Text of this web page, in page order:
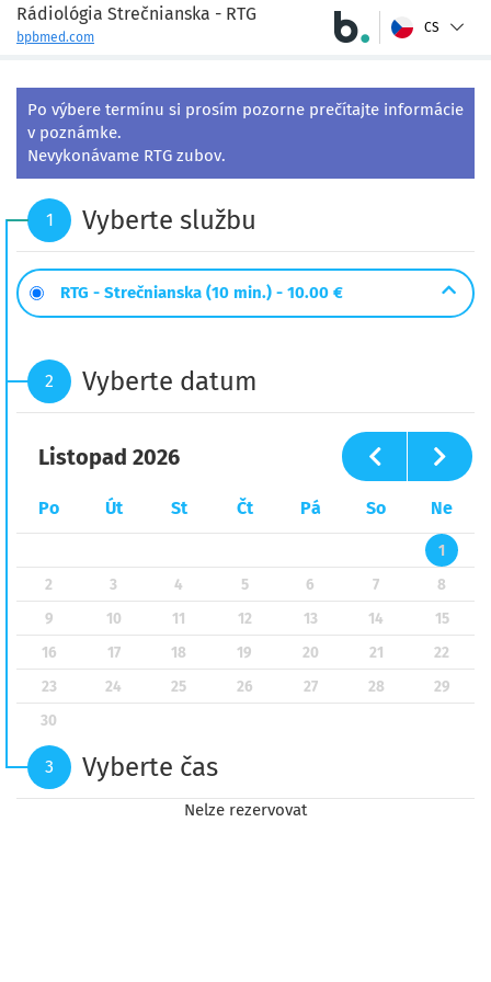
Rádiológia Strečnianska - RTG
bpbmed.com
CS
Po výbere termínu si prosím pozorne prečítajte informácie
v poznámke.
Nevykonávame RTG zubov.
1 Vyberte službu
RTG - Strečnianska (10 min.) - 10.00 €
2 Vyberte datum
Listopad 2026
Po Út St Čt Pá So Ne
1
2
3 4 5 6 7
8
9
10 11 12 13 14
15
16
17 18 19 20 21
22
23
24 25 26 27 28
29
30
3 Vyberte čas
Nelze rezervovat